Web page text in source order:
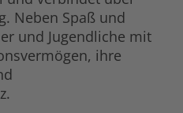
Neben Spaß und
und Jugendliche mit
ihre